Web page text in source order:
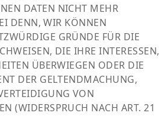
DATEN NICHT MEHR
DENN, WIR KÖNNEN
GRÜNDE FÜR DIE
DIE IHRE INTERESSEN,
ÜBERWIEGEN ODER DIE
DER GELTENDMACHUNG,
VON
(WIDERSPRUCH NACH ART. 21